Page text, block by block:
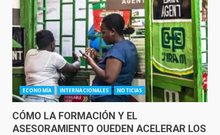
ECONOMÍA INTERNACIONALES NOTICIAS
CÓMO LA FORMACIÓN Y EL
ASESORAMIENTO OUEDEN ACELERAR LOS